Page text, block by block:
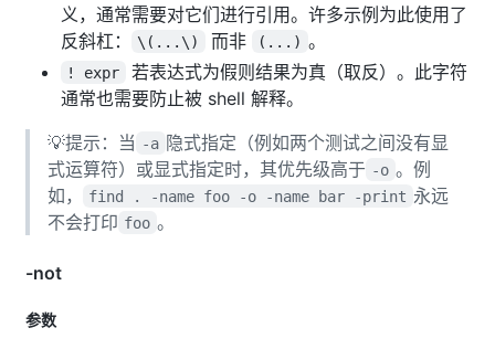
义，通常需要对它们进行引用。许多示例为此使用了
反斜杠：
\(...\) 而非 (...) 。
! expr
若表达式为假则结果为真（取反）。此字符
通常也需要防止被 shell 解释。
💡提示：当 -a 隐式指定（例如两个测试之间没有显
式运算符）或显式指定时，其优先级高于 -o 。例
如，
find . -name foo -o -name bar -print 永远
不会打印 foo 。
-not
参数